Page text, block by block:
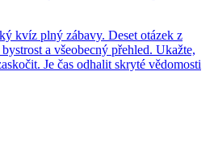
kvíz plný zábavy. Deset otázek z
a všeobecný přehled. Ukažte,
Je čas odhalit skryté vědomosti